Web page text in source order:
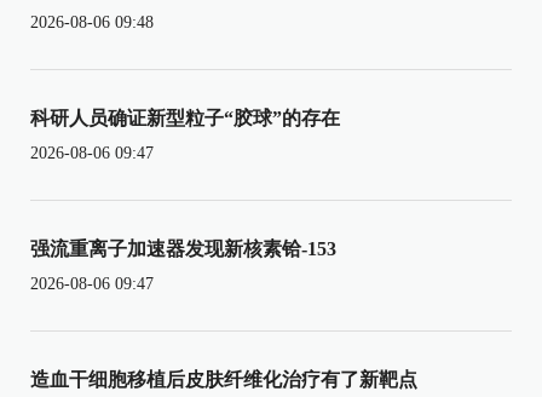
2026-08-06 09:48
科研人员确证新型粒子“胶球”的存在
2026-08-06 09:47
强流重离子加速器发现新核素铪-153
2026-08-06 09:47
造血干细胞移植后皮肤纤维化治疗有了新靶点